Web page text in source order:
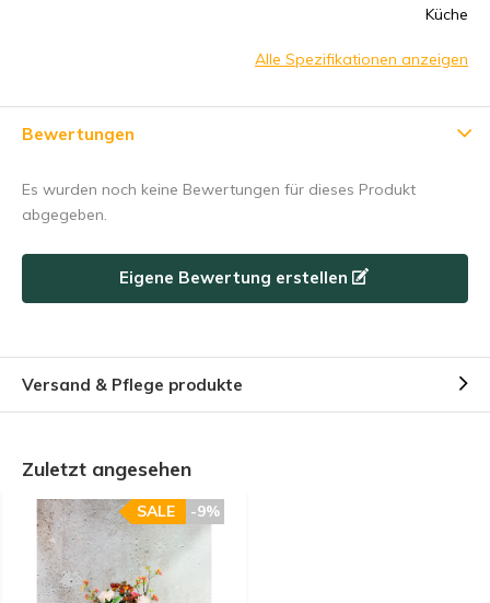
Küche
Alle Spezifikationen anzeigen
Bewertungen
Es wurden noch keine Bewertungen für dieses Produkt
abgegeben.
Eigene Bewertung erstellen
Versand & Pflege produkte
Zuletzt angesehen
-9%
SALE
Subscribe
Nutzen Sie den Rabattcode schnell, bevor er abläuft!